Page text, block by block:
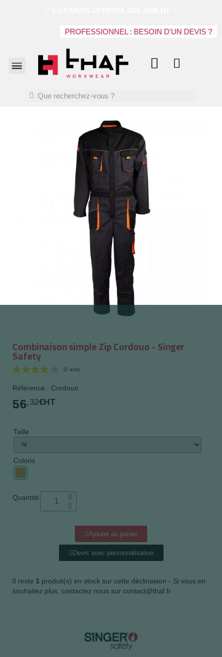
PROFESSIONNEL : BESOIN D'UN DEVIS ?
Combinaison simple Zip Cordouo - Singer
Safety
Référence : Cordouo
56,32€HT
Taille
Coloris
Quantité
Ajouter au panier
Devis avec personnalisation
Il reste 1 produit(s) en stock sur cette déclinaison - Si vous en
souhaitez plus, contactez nous sur contact@thaf.fr